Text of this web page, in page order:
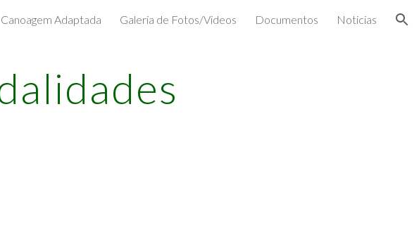
Skip to navigation
Canoagem Adaptada Galeria de Fotos/Videos Documentos Noticias